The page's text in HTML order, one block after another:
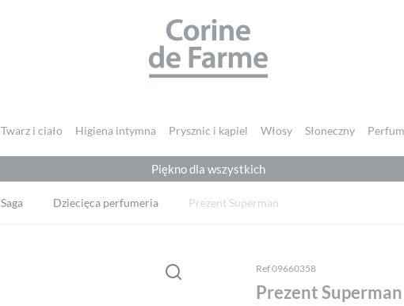
CORINE DE FARME
Twarz i ciało Higiena intymna Prysznic i kąpiel Włosy Słoneczny
Piękno dla wszystkich
Saga Dziecięca perfumeria Prezent Superman
Ref 09660358
Prezent Superman